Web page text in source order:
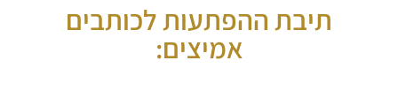
תיבת ההפתעות לכותבים
אמיצים: